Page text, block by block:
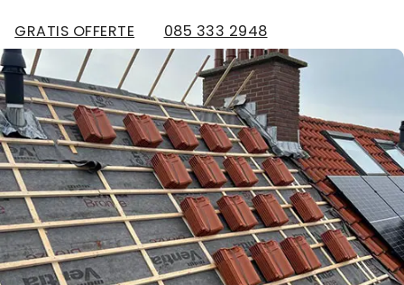
GRATIS OFFERTE 085 333 2948